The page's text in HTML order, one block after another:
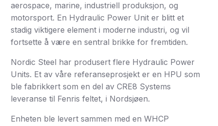
aerospace, marine, industriell produksjon, og
motorsport. En Hydraulic Power Unit er blitt et
stadig viktigere element i moderne industri, og vil
fortsette å være en sentral brikke for fremtiden.
Nordic Steel har produsert flere Hydraulic Power
Units. Et av våre referanseprosjekt er en HPU som
ble fabrikkert som en del av CRE8 Systems
leveranse til Fenris feltet, i Nordsjøen.
Enheten ble levert sammen med en WHCP